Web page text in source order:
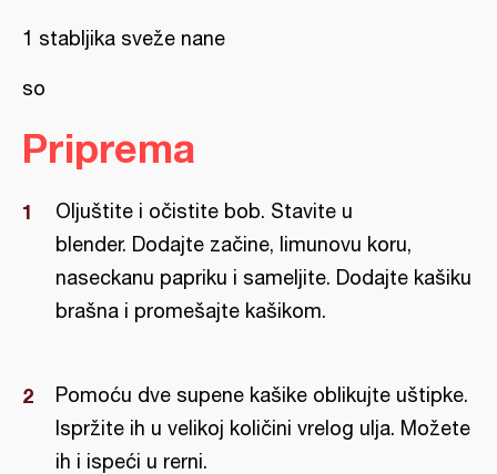
1 stabljika sveže nane
so
Priprema
Oljuštite i očistite bob. Stavite u
blender. Dodajte začine, limunovu koru,
naseckanu papriku i sameljite. Dodajte kašiku
brašna i promešajte kašikom.
Pomoću dve supene kašike oblikujte uštipke.
Ispržite ih u velikoj količini vrelog ulja. Možete
ih i ispeći u rerni.